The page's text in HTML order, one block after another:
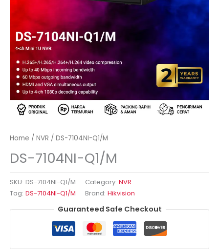
Home / NVR / DS-7104NI-Q1/M
DS-7104NI-Q1/M
SKU: DS-7104NI-Q1/M Category: NVR
Tag: DS-7104NI-Q1/M Brand: Hikvision
Guaranteed Safe Checkout